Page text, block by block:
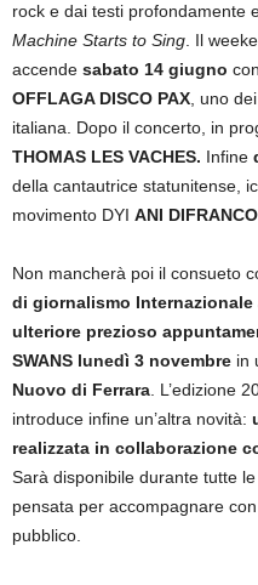
rock e dai testi profondamente
Machine Starts to Sing. Il
accende sabato 14 giugno
OFFLAGA DISCO PAX, uno
italiana. Dopo il concerto, in
THOMAS LES VACHES. Infine
della cantautrice statunitense,
movimento DYI ANI DIFRANCO
Non mancherà poi il consueto
di giornalismo Internazionale
ulteriore prezioso
SWANS lunedì 3 novembre in
Nuovo di Ferrara. L’edizione
introduce infine un’altra novità:
realizzata in collaborazione
Sarà disponibile durante tutte
pensata per accompagnare
pubblico.